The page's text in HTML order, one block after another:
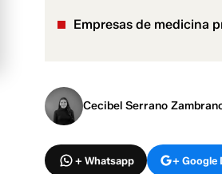
Empresas de medicina
Cecibel Serrano
+ Whatsapp + Google